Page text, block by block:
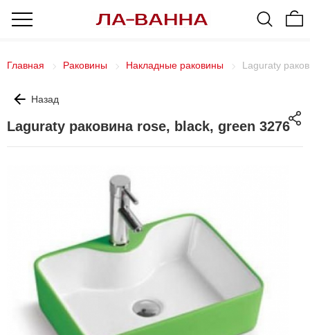
Главная Раковины Накладные раковины Laguraty
Назад
Laguraty раковина rose, black, green 3276